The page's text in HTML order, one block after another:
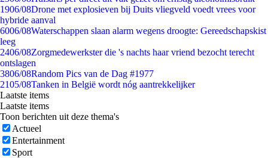
1906/08Drone met explosieven bij Duits vliegveld voedt vrees voor
hybride aanval
6006/08Waterschappen slaan alarm wegens droogte: Gereedschapskist
leeg
2406/08Zorgmedewerkster die 's nachts haar vriend bezocht terecht
ontslagen
3806/08Random Pics van de Dag #1977
2105/08Tanken in België wordt nóg aantrekkelijker
Laatste items
Laatste items
Toon berichten uit deze thema's
Actueel
Entertainment
Sport